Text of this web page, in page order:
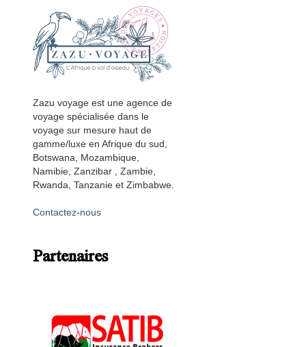
Zazu voyage est une agence de
voyage spécialisée dans le
voyage sur mesure haut de
gamme/luxe en Afrique du sud,
Botswana, Mozambique,
Namibie, Zanzibar , Zambie,
Rwanda, Tanzanie et Zimbabwe.
Contactez-nous
Partenaires